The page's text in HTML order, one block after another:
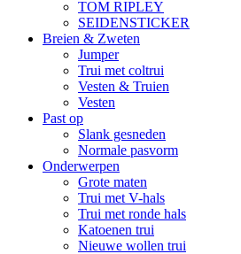
TOM RIPLEY
SEIDENSTICKER
Breien & Zweten
Jumper
Trui met coltrui
Vesten & Truien
Vesten
Past op
Slank gesneden
Normale pasvorm
Onderwerpen
Grote maten
Trui met V-hals
Trui met ronde hals
Katoenen trui
Nieuwe wollen trui